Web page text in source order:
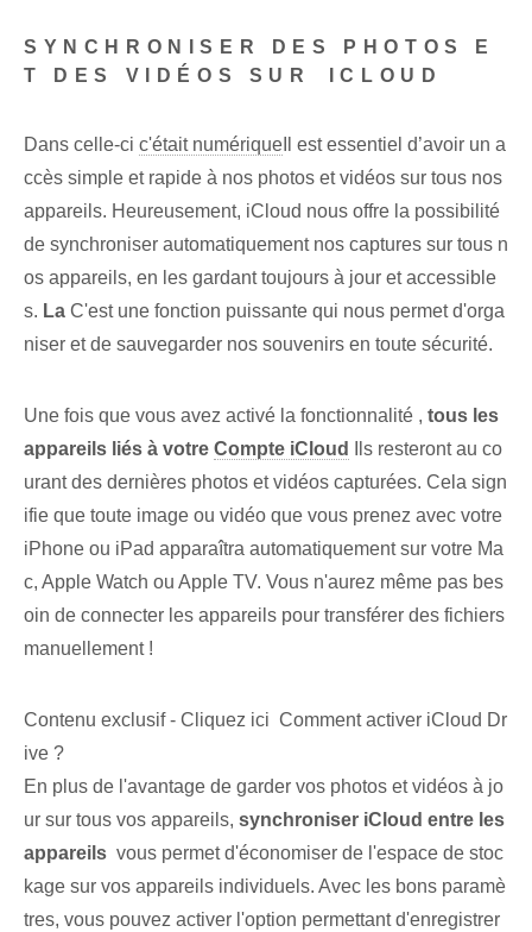
SYNCHRONISER DES PHOTOS E
T DES VIDÉOS SUR ⁢ICLOUD
Dans celle-ci c'était numérique Il est essentiel d’avoir un a
ccès simple et rapide à nos photos et vidéos sur tous nos
appareils. ⁣Heureusement, iCloud nous offre la possibilité
de synchroniser automatiquement nos captures sur tous n
os appareils, en les gardant toujours à jour et accessible
s.⁢ La C'est une fonction puissante qui nous permet d'orga
niser et de sauvegarder nos souvenirs en toute sécurité.
Une fois que vous avez activé la fonctionnalité ‍, tous les
appareils liés à votre Compte iCloud
Ils resteront au co
urant des dernières photos et vidéos capturées. Cela sign
ifie que toute image ou vidéo que vous prenez avec votre
iPhone ou iPad apparaîtra automatiquement sur votre Ma
c, Apple Watch ou Apple TV. Vous n'aurez même pas bes
oin de connecter les appareils pour transférer des fichiers
manuellement !
Contenu exclusif - Cliquez ici Comment activer iCloud Dr
ive ?
En plus de l'avantage de garder vos photos et vidéos à jo
ur sur tous vos appareils, synchroniser iCloud ‌entre les
appareils ⁤ vous permet d'économiser de l'espace de stoc
kage sur vos appareils individuels. Avec les bons paramè
tres, vous pouvez activer l'option permettant d'enregistrer